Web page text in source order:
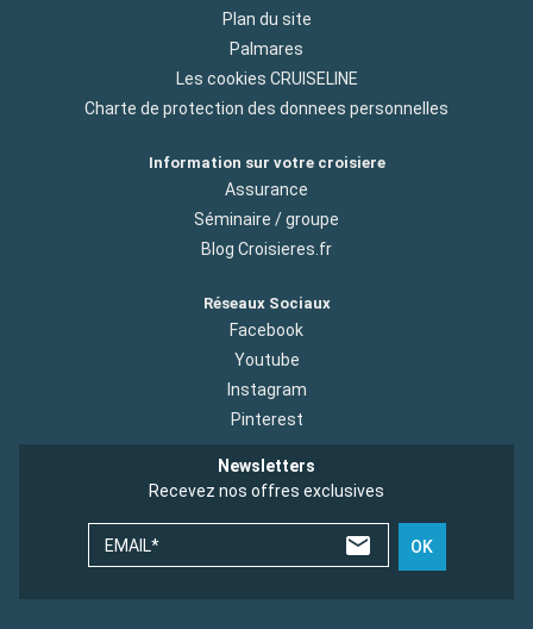
Plan du site
Palmares
Les cookies CRUISELINE
Charte de protection des donnees personnelles
Information sur votre croisiere
Assurance
Séminaire / groupe
Blog Croisieres.fr
Réseaux Sociaux
Facebook
Youtube
Instagram
Pinterest
Newsletters
Recevez nos offres exclusives
EMAIL* OK